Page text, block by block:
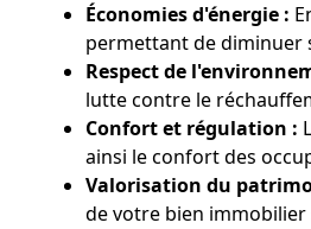
Économies d'énergie :
permettant de diminuer
Respect de
lutte contre le
Confort et régulation :
ainsi le confort des
Valorisation du
de votre bien immobilier